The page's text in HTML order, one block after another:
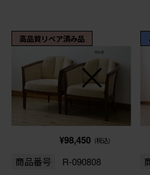
高品質リペア済み品
¥98,450 (税込)
商品番号 R-090808